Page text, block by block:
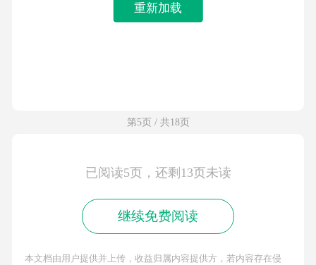
重新加载
第5页 / 共18页
已阅读5页，还剩13页未读
继续免费阅读
本文档由用户提供并上传，收益归属内容提供方，若内容存在侵